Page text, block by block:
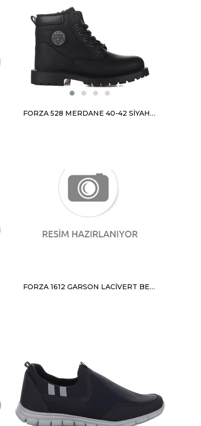
FORZA 528 MERDANE 40-42 SİYAH PELUŞ BOT
FORZA 1612 GARSON LACİVERT BEYAZ ANORAK